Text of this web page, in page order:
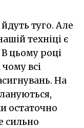
туго. Але
техніці є
цьому році
всі
На
остаточно
сильно